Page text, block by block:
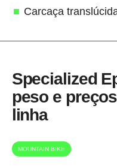
Carcaça
Specialized
peso e
linha
MOUNTAIN BIKE